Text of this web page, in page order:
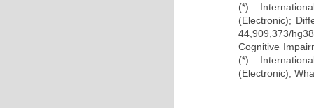
(*):
(Electronic);
44,909,373/
Cognitive
(*):
(Electronic),